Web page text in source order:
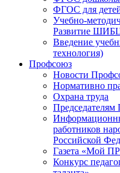
ФГОС для
Учебно-
Развитие
Введение
технология)
Профсоюз
Новости
Нормативно
Охрана труда
работников
Российской
Газета «Мой
Конкурс